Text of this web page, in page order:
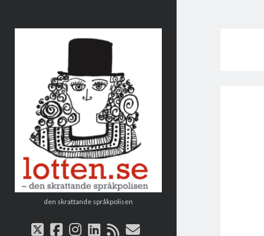
den skrattande språkpolisen
twitter
facebook
instagram
linkedin
rsse-